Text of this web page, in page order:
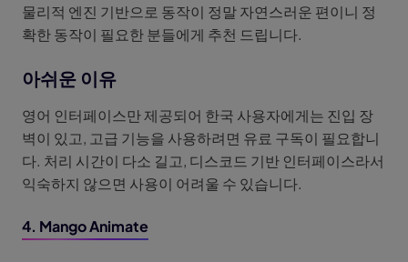
물리적 엔진 기반으로 동작이 정말 자연스러운 편이니 정
확한 동작이 필요한 분들에게 추천 드립니다.
아쉬운 이유
영어 인터페이스만 제공되어 한국 사용자에게는 진입 장
벽이 있고, 고급 기능을 사용하려면 유료 구독이 필요합니
다. 처리 시간이 다소 길고, 디스코드 기반 인터페이스라서
익숙하지 않으면 사용이 어려울 수 있습니다.
4. Mango Animate